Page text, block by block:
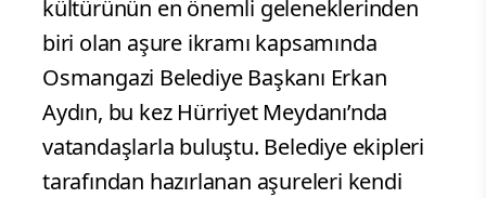
kültürünün en önemli geleneklerinden
biri olan aşure ikramı kapsamında
Osmangazi Belediye Başkanı Erkan
Aydın, bu kez Hürriyet Meydanı’nda
vatandaşlarla buluştu. Belediye ekipleri
tarafından hazırlanan aşureleri kendi